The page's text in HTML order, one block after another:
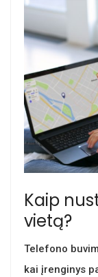
Kaip
vietą?
Telefono
kai įrenginys